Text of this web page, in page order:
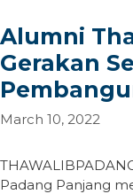
Alumni
Gerakan
March 10, 2022
Padang Panjang